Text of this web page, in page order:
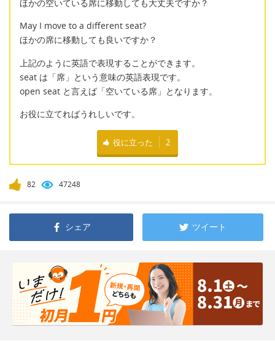
ほかの空いている席に移動しても大丈夫ですか？
May I move to a different seat?
ほかの席に移動しても良いですか？
上記のように英語で表現することができます。
seat は「席」という意味の英語表現です。
open seat と言えば「空いている席」となります。
お役に立てればうれしいです。
役に立った 2
82 47248
シェア ツイート